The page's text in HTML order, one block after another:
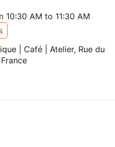
10:30 AM to 11:30 AM
| Café | Atelier, Rue du